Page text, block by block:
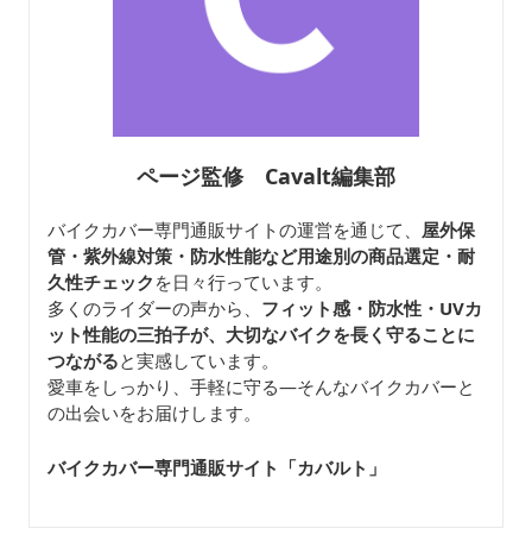
ページ監修 Cavalt編集部
バイクカバー専門通販サイトの運営を通じて、 屋外保
管・紫外線対策・防水性能など用途別の商品選定・耐
久性チェック を日々行っています。
多くのライダーの声から、 フィット感・防水性・UVカ
ット性能の三拍子が、大切なバイクを長く守ることに
つながると実感しています。
愛車をしっかり、手軽に守る—そんなバイクカバーと
の出会いをお届けします。
バイクカバー専門通販サイト「カバルト 」